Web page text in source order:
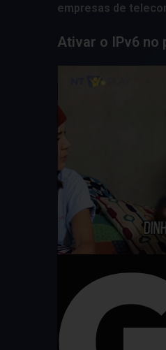
empresas de
Ativar o IPv6 no